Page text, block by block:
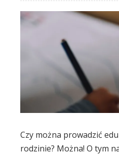
Czy można prowadzić
rodzinie? Można! O tym